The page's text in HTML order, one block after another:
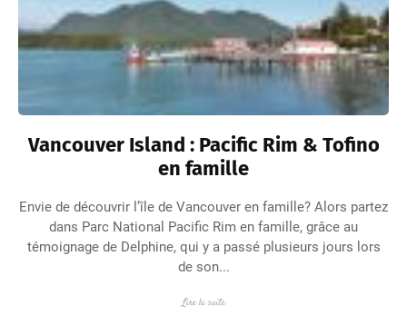
Vancouver Island : Pacific Rim & Tofino
en famille
Envie de découvrir l’île de Vancouver en famille? Alors partez
dans Parc National Pacific Rim en famille, grâce au
témoignage de Delphine, qui y a passé plusieurs jours lors
de son...
Lire la suite